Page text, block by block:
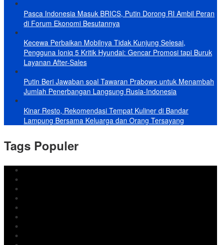
Pasca Indonesia Masuk BRICS, Putin Dorong RI Ambil Peran
di Forum Ekonomi Besutannya
Kecewa Perbaikan Mobilnya Tidak Kunjung Selesai,
Pengguna Ioniq 5 Kritik Hyundai: Gencar Promosi tapi Buruk
Layanan After-Sales
Putin Beri Jawaban soal Tawaran Prabowo untuk Menambah
Jumlah Penerbangan Langsung Rusia-Indonesia
Kinar Resto, Rekomendasi Tempat Kuliner di Bandar
Lampung Bersama Keluarga dan Orang Tersayang
Tags Populer